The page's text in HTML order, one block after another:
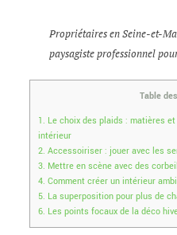
Propriétaires en Seine-et-
paysagiste professionnel
Table
1. Le choix des plaids : matières
intérieur
2. Accessoiriser : jouer avec les
3. Mettre en scène avec des
4. Comment créer un intérieur
5. La superposition pour plus de
6. Les points focaux de la déco